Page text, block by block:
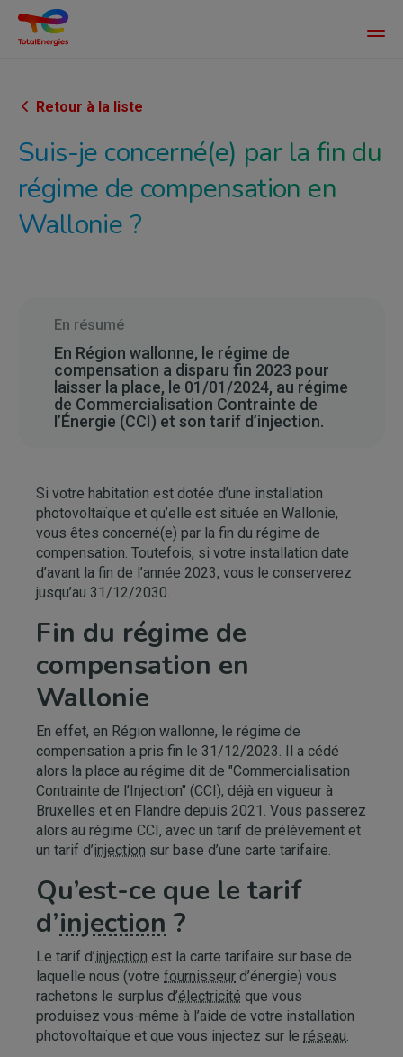
contenu
Main
Retour à la liste
Suis-je concerné(e) par la fin du
régime de compensation en
Wallonie ?
En résumé
En Région wallonne, le régime de
compensation a disparu fin 2023 pour
laisser la place, le 01/01/2024, au régime
de Commercialisation Contrainte de
l’Énergie (CCI) et son tarif d’injection.
Si votre habitation est dotée d’une installation
photovoltaïque et qu’elle est située en Wallonie,
vous êtes concerné(e) par la fin du régime de
compensation. Toutefois, si votre installation date
d’avant la fin de l’année 2023, vous le conserverez
jusqu’au 31/12/2030.
Fin du régime de
compensation en
Wallonie
En effet, en Région wallonne, le régime de
compensation a pris fin le 31/12/2023. Il a cédé
alors la place au régime dit de "Commercialisation
Contrainte de l’Injection" (CCI), déjà en vigueur à
Bruxelles et en Flandre depuis 2021. Vous passerez
alors au régime CCI, avec un tarif de prélèvement et
un tarif d’injection sur base d’une carte tarifaire.
Qu’est-ce que le tarif
d’injection ?
Le tarif d’injection est la carte tarifaire sur base de
laquelle nous (votre fournisseur d’énergie) vous
rachetons le surplus d’électricité que vous
produisez vous-même à l’aide de votre installation
photovoltaïque et que vous injectez sur le réseau.